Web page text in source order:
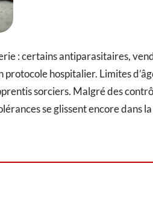
: certains antiparasitaires,
protocole hospitalier. Limites
sorciers. Malgré des
se glissent encore dans